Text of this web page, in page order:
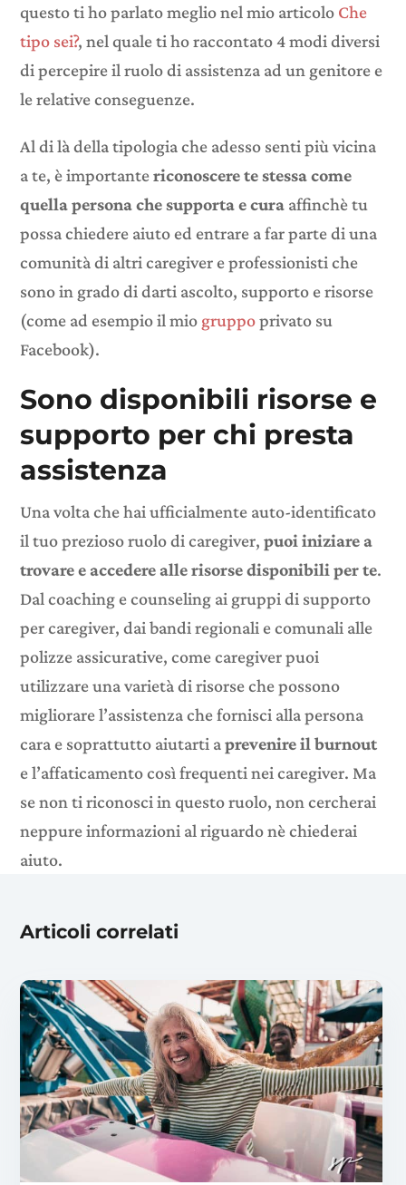
questo ti ho parlato meglio nel mio articolo Che
tipo sei?, nel quale ti ho raccontato 4 modi diversi
di percepire il ruolo di assistenza ad un genitore e
le relative conseguenze.
Al di là della tipologia che adesso senti più vicina
a te, è importantericonoscere te stessa come
quella persona che supporta e cura affinchè tu
possa chiedere aiuto ed entrare a far parte di una
comunità di altri caregiver e professionisti che
sono in grado di darti ascolto, supporto e risorse
(come ad esempio il mio gruppoprivato su
Facebook).
Sono disponibili risorse e
supporto per chi presta
assistenza
Una volta che hai ufficialmente auto-identificato
il tuo prezioso ruolo di caregiver,puoi iniziare a
trovare e accedere alle risorse disponibili per te.
Dal coaching e counseling ai gruppi di supporto
per caregiver, dai bandi regionali e comunali alle
polizze assicurative, come caregiver puoi
utilizzare una varietà di risorse che possono
migliorare l’assistenza che fornisci alla persona
cara e soprattutto aiutarti aprevenireil burnout
e l’affaticamento così frequenti nei caregiver. Ma
se non ti riconosci in questo ruolo, non cercherai
neppure informazioni al riguardo nè chiederai
aiuto.
Articoli correlati